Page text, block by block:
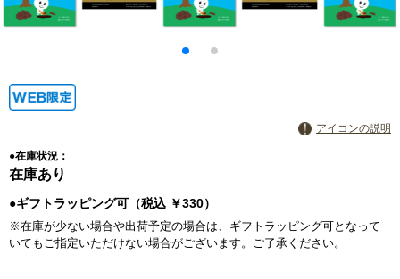
アイコンの説明
●在庫状況：
在庫あり
●ギフトラッピング可（税込 ￥330）
※在庫が少ない場合や出荷予定の場合は、ギフトラッピング可となって
いてもご指定いただけない場合がございます。ご了承ください。